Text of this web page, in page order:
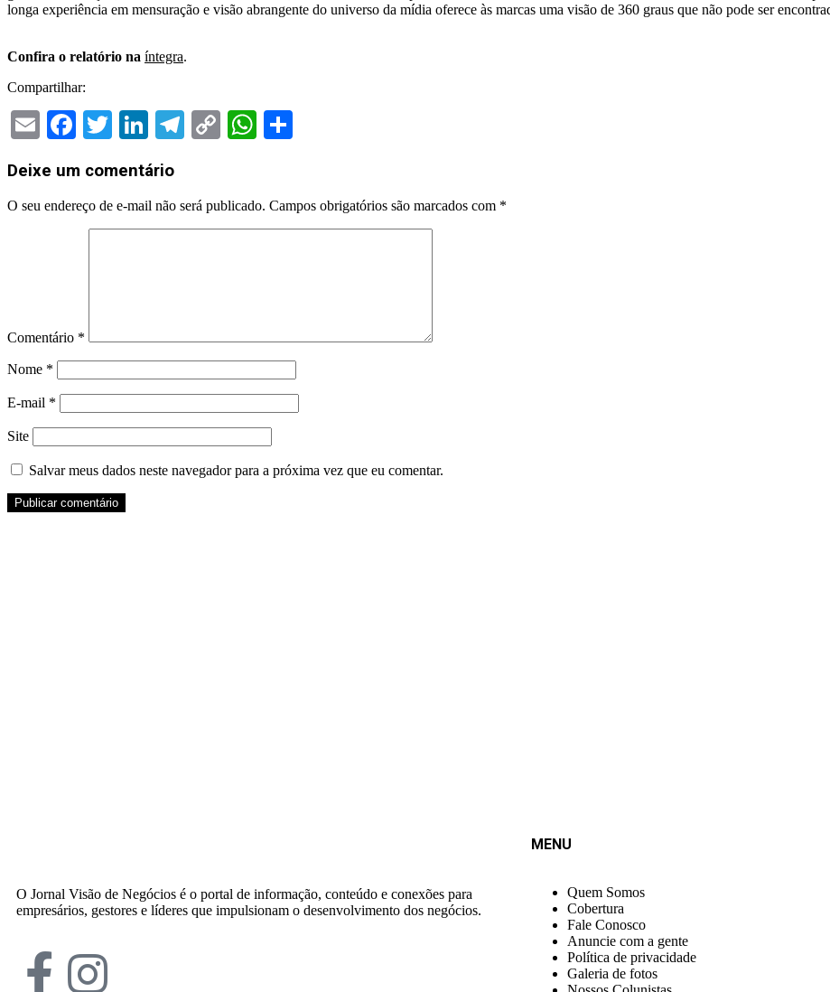
longa experiência em mensuração e visão abrangente do universo da mídia oferece às marcas uma visão de 360 graus que não pode ser
Confira o relatório na íntegra.
Compartilhar:
EmailFacebook
TwitterLinkedIn
Telegram
CopyWhatsApp
Deixe um comentário
O seu endereço de e-mail não será publicado. Campos obrigatórios são marcados com *
Comentário *
Nome *
E-mail *
Site
Salvar meus dados neste navegador para a próxima vez que eu comentar.
O Jornal Visão de Negócios é o portal de informação, conteúdo e conexões para
empresários, gestores e líderes que impulsionam o desenvolvimento dos negócios.
MENU
Quem Somos
Cobertura
Fale Conosco
Anuncie com a gente
Política de privacidade
Galeria de fotos